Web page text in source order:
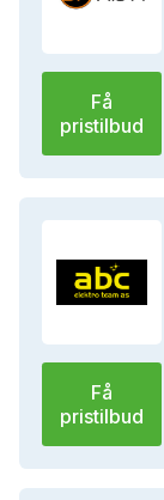
Få
pristilbud
Få
pristilbud